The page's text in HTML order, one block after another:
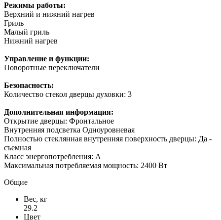
Режимы работы:
Верхний и нижний нагрев
Гриль
Малый гриль
Нижний нагрев
Управление и функции:
Поворотные переключатели
Безопасность:
Количество стекол дверцы духовки: 3
Дополнительная информация:
Открытие дверцы: Фронтальное
Внутренняя подсветка Одноуровневая
Полностью стеклянная внутренняя поверхность дверцы: Да -
съемная
Класс энергопотребления: A
Максимальная потребляемая мощность: 2400 Вт
Общие
Вес, кг
29.2
Цвет